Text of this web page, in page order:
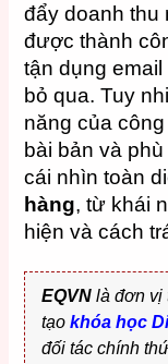
đẩy doanh thu
được thành
tận dụng
bỏ qua. Tuy
năng của
bài bản và
cái nhìn toàn
hàng, từ khái
hiện và cách
EQVN là đơn vị
tạokhóa học
đối tác chính